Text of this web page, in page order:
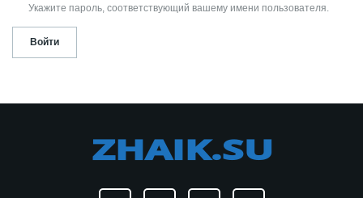
Укажите пароль, соответствующий вашему имени пользователя.